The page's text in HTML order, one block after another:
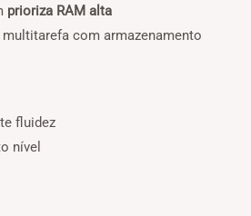
prioriza RAM alta
com armazenamento
fluidez
nível